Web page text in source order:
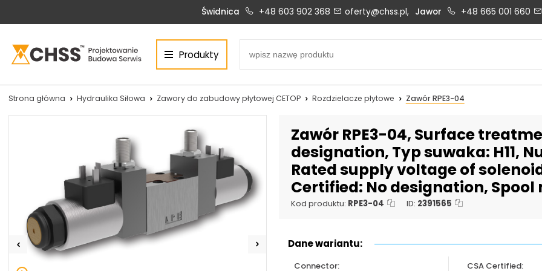
Centrum Hydrauliki Siłowej Świdnica
CHSS.PL DAWID WOŹNY
Biuro obsługi klienta:
+48 603 902 368
+48 603 902 368
Siłowniki:
+48 690 884 272
silowniki@chss.pl
+48 536 202 250
+48 609 877 288
serwis@chss.pl
Uszczelnienia techniczne:
+48 669 834 274
uszczelnienia@chss.pl
Magazyn 24H:
+48 731 349 406
Świdnica +48 603 902 368 oferty@chss.pl, Jawor +48 665 001 660
Produkty
Strona główna Hydraulika Siłowa Zawory do zabudowy płytowej CETOP Rozdzielacze płytowe Zawór RPE3-04
Zawór RPE3-04, Surface
designation, Typ suwaka: H11,
Rated supply voltage of
Certified: No designation,
Kod produktu: RPE3-04 ID: 2391565
Dane wariantu:
Connector:
CSA Certified: